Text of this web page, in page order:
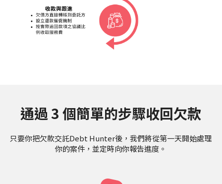
通過 3 個簡單的步驟收回欠款
只要你把欠款交託Debt Hunter後，我們將從第一天開始處理
你的案件，並定時向你報告進度。